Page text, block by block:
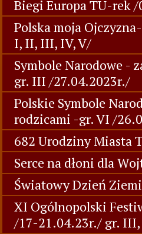
Biegi Europa TU-rek
Polska moja
I, II, III, IV, V/
Symbole Narodowe -
gr. III /27.04.2023r./
Polskie Symbole
rodzicami -gr. VI /
682 Urodziny Miasta
Serce na dłoni dla
Światowy Dzień
XI Ogólnopolski
/17-21.04.23r./ gr. III,